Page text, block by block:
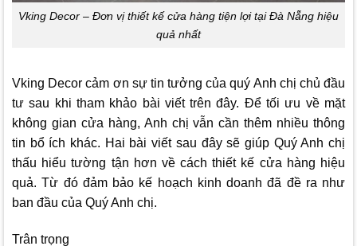
Vking Decor – Đơn vị thiết kế cửa hàng tiện lợi tại Đà Nẵng hiệu
quả nhất
Vking Decor cảm ơn sự tin tưởng của quý Anh chị chủ đầu
tư sau khi tham khảo bài viết trên đây. Để tối ưu về mặt
không gian cửa hàng, Anh chị vẫn cần thêm nhiều thông
tin bổ ích khác. Hai bài viết sau đây sẽ giúp Quý Anh chị
thấu hiểu tường tận hơn về cách thiết kế cửa hàng hiệu
quả. Từ đó đảm bảo kế hoạch kinh doanh đã đề ra như
ban đầu của Quý Anh chị.
Trân trọng